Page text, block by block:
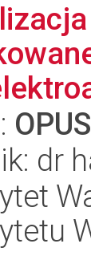
dr